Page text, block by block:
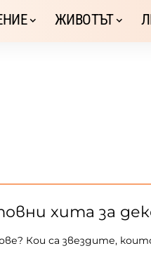
ЖИВОТЪТ
хита за
Кои са звездите,